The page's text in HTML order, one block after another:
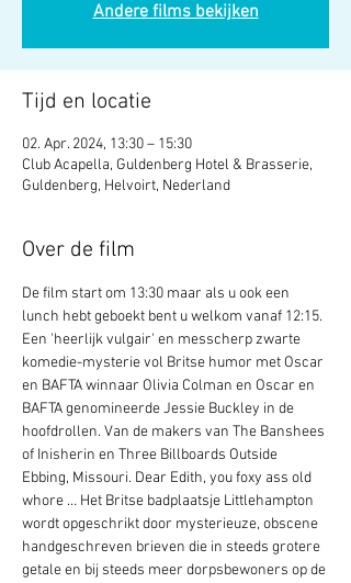
Andere films bekijken
Tijd en locatie
02. Apr. 2024, 13:30 – 15:30
Club Acapella, Guldenberg Hotel & Brasserie,
Guldenberg, Helvoirt, Nederland
Over de film
De film start om 13:30 maar als u ook een
lunch hebt geboekt bent u welkom vanaf 12:15.
Een 'heerlijk vulgair' en messcherp zwarte
komedie-mysterie vol Britse humor met Oscar
en BAFTA winnaar Olivia Colman en Oscar en
BAFTA genomineerde Jessie Buckley in de
hoofdrollen. Van de makers van The Banshees
of Inisherin en Three Billboards Outside
Ebbing, Missouri. Dear Edith, you foxy ass old
whore … Het Britse badplaatsje Littlehampton
wordt opgeschrikt door mysterieuze, obscene
handgeschreven brieven die in steeds grotere
getale en bij steeds meer dorpsbewoners op de